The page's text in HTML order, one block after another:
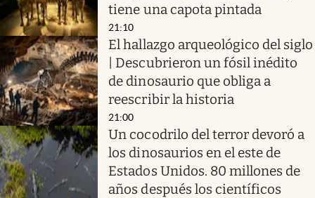
tiene una capota pintada
21:10
El hallazgo arqueológico del siglo
| Descubrieron un fósil inédito
de dinosaurio que obliga a
reescribir la historia
21:00
Un cocodrilo del terror devoró a
los dinosaurios en el este de
Estados Unidos. 80 millones de
años después los científicos